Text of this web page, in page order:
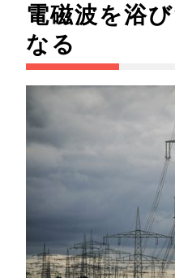
電磁波を浴
なる